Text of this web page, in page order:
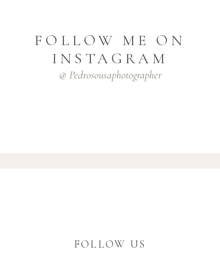
FOLLOW ME ON
INSTAGRAM
@ Pedrosousaphotographer
FOLLOW US